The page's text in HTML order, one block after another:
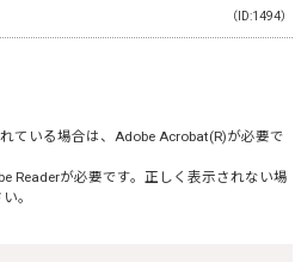
（ID:1494）
ている場合は、Adobe Acrobat(R)が必要で
Readerが必要です。正しく表示されない場
。